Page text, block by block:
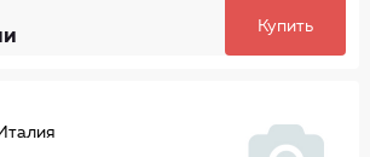
Купить